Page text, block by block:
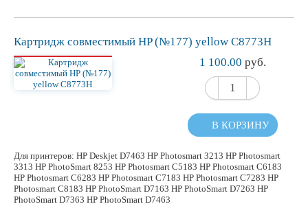
Картридж совместимый HP (№177) yellow C8773H
1 100.00 руб.
В КОРЗИНУ
Для принтеров: HP Deskjet D7463 HP Photosmart 3213 HP Photosmart
3313 HP PhotoSmart 8253 HP Photosmart C5183 HP Photosmart C6183
HP Photosmart C6283 HP Photosmart C7183 HP Photosmart C7283 HP
Photosmart C8183 HP PhotoSmart D7163 HP PhotoSmart D7263 HP
PhotoSmart D7363 HP PhotoSmart D7463